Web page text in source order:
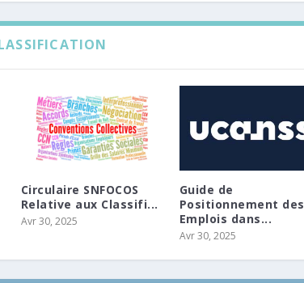
Circulaire SNFOCOS
Relative aux Classifi...
Avr 30, 2025
Guide de
Positionnement des
Emplois dans...
Avr 30, 2025